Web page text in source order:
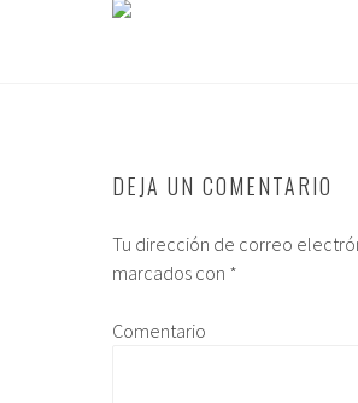
DEJA UN COMENTARIO
Tu dirección de correo
marcados con *
Comentario